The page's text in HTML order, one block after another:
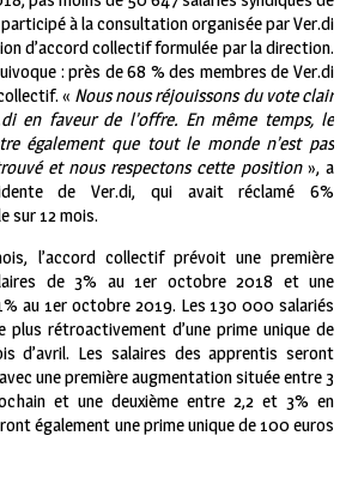
à la consultation organisée par Ver.di
d’accord collectif formulée par la direction.
: près de 68 % des membres de Ver.di
« Nous nous réjouissons du vote clair
en faveur de l’offre. En même temps, le
également que tout le monde n’est pas
et nous respectons cette position », a
de Ver.di, qui avait réclamé 6%
sur 12 mois.
l’accord collectif prévoit une première
de 3% au 1er octobre 2018 et une
au 1er octobre 2019. Les 130 000 salariés
plus rétroactivement d’une prime unique de
d’avril. Les salaires des apprentis seront
une première augmentation située entre 3
et une deuxième entre 2,2 et 3% en
également une prime unique de 100 euros